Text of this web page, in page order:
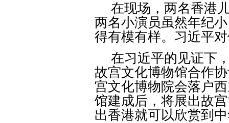
在现场，两名香港
两名小演员虽然年纪
得有模有样。习近平
在习近平的见证下
故宫文化博物馆合作
宫文化博物院会落户
馆建成后，将展出故
出香港就可以欣赏到